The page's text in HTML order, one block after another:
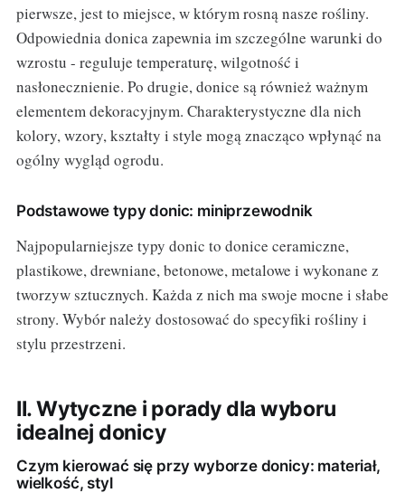
pierwsze, jest to miejsce, w którym rosną nasze rośliny.
Odpowiednia donica zapewnia im szczególne warunki do
wzrostu - reguluje temperaturę, wilgotność i
nasłonecznienie. Po drugie, donice są również ważnym
elementem dekoracyjnym. Charakterystyczne dla nich
kolory, wzory, kształty i style mogą znacząco wpłynąć na
ogólny wygląd ogrodu.
Podstawowe typy donic: miniprzewodnik
Najpopularniejsze typy donic to donice ceramiczne,
plastikowe, drewniane, betonowe, metalowe i wykonane z
tworzyw sztucznych. Każda z nich ma swoje mocne i słabe
strony. Wybór należy dostosować do specyfiki rośliny i
stylu przestrzeni.
II. Wytyczne i porady dla wyboru
idealnej donicy
Czym kierować się przy wyborze donicy: materiał,
wielkość, styl